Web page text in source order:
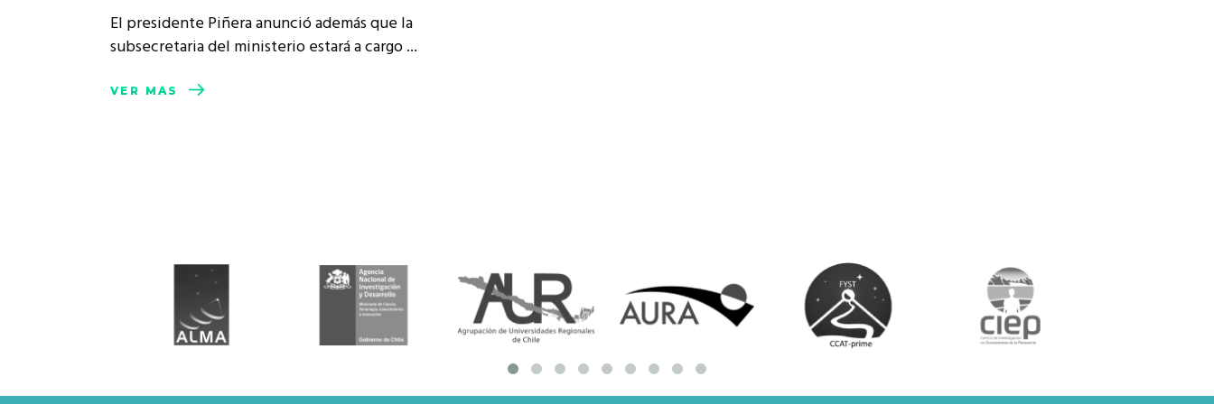
Cumplimiento Legal
Representantes Técnicos
Cómo integrarse a REUNA
El presidente Piñera anunció además que la
subsecretaria del ministerio estará a cargo
VER MÁS